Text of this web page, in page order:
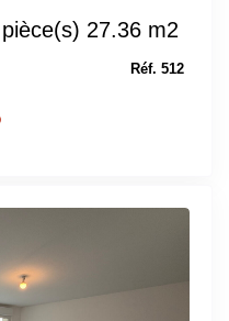
27.36 m2
Réf. 512